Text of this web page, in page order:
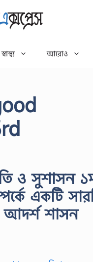
স্বাস্থ্য আরোও
ও সুশাসন
একটি
আদর্শ শাসন